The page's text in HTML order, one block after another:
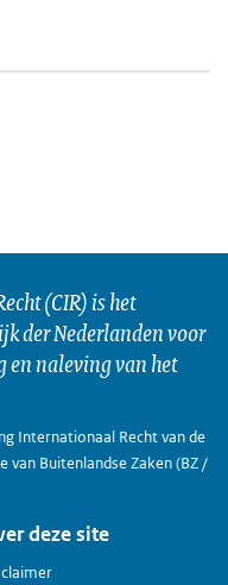
(CIR) is het
der Nederlanden voor
en naleving van het
Internationaal Recht van de
van Buitenlandse Zaken (BZ /
deze site